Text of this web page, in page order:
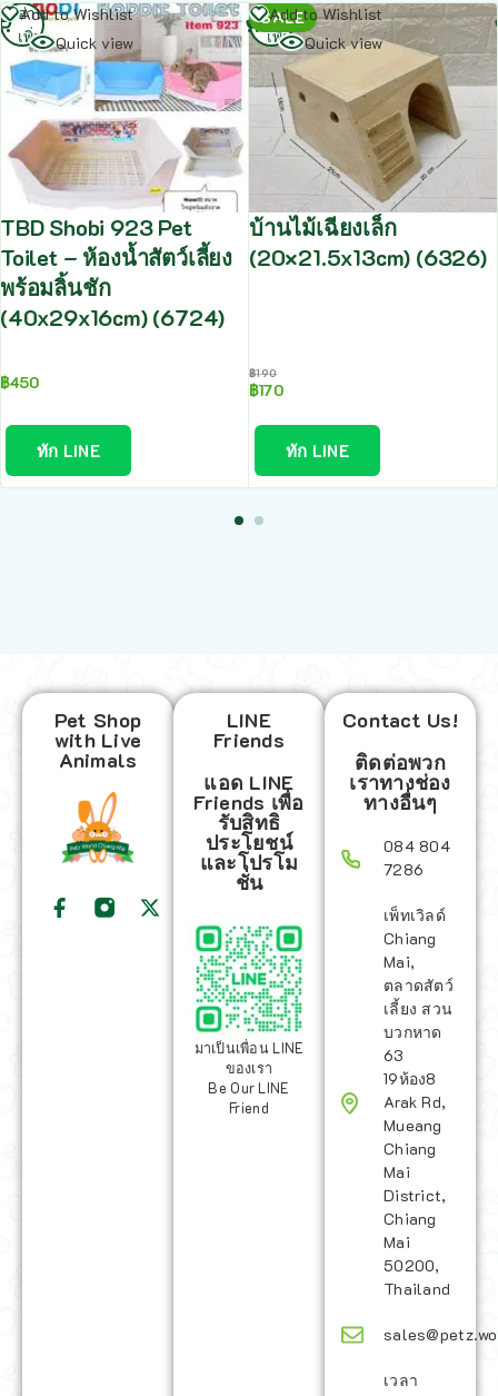
Add to Wishlist
Quick view
TBD Shobi 923 Pet
Toilet – ห้องน้ำสัตว์เลี้ยง
พร้อมลิ้นชัก
(40x29x16cm) (6724)
฿450
ทัก LINE
อ่าน
เพิ่ม
SALE
Add to Wishlist
Quick view
บ้านไม้เฉียงเล็ก
(20×21.5x13cm) (6326)
฿190
฿170
ทัก LINE
อ่าน
เพิ่ม
Pet Shop
with Live
Animals
LINE
Friends
แอด LINE
Friends เพื่อ
รับสิทธิ
ประโยชน์
และโปรโม
ชั่น
มาเป็นเพื่อน LINE
ของเรา
Be Our LINE
Friend
Contact Us!
ติดต่อพวก
เราทางช่อง
ทางอื่นๆ
084 804
7286
เพ็ทเวิลด์
Chiang
Mai,
ตลาดสัตว์
เลี้ยง สวน
บวกหาด
63
19ห้อง8
Arak Rd,
Mueang
Chiang
Mai
District,
Chiang
Mai
50200,
Thailand
เวลา